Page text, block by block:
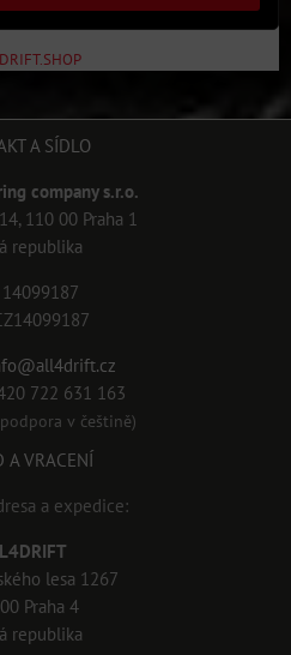
A SÍDLO
company s.r.o.
110 00 Praha 1
republika
722 631 163
v češtině)
A VRACENÍ
a expedice:
lesa 1267
Praha 4
republika